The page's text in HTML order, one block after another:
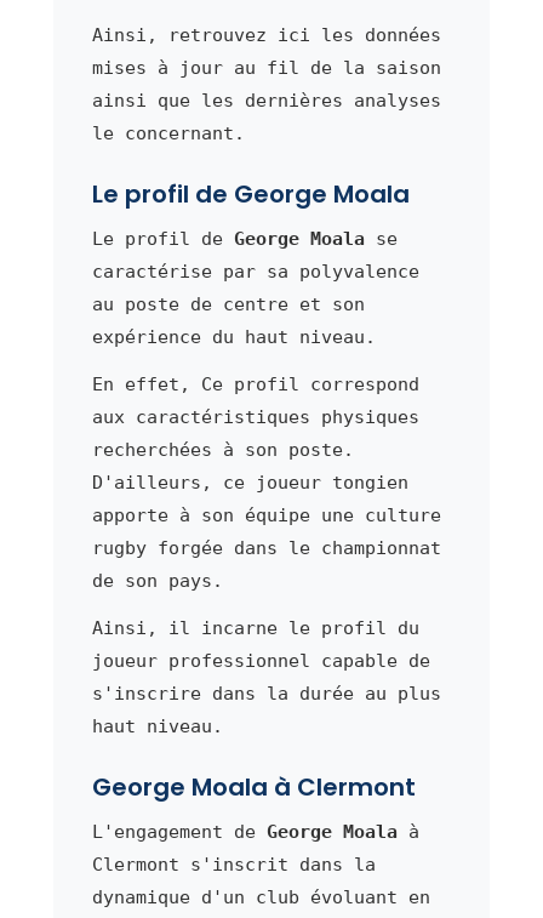
Ainsi, retrouvez ici les données
mises à jour au fil de la saison
ainsi que les dernières analyses
le concernant.
Le profil de George Moala
Le profil de George Moala se
caractérise par sa polyvalence
au poste de centre et son
expérience du haut niveau.
En effet, Ce profil correspond
aux caractéristiques physiques
recherchées à son poste.
D'ailleurs, ce joueur tongien
apporte à son équipe une culture
rugby forgée dans le championnat
de son pays.
Ainsi, il incarne le profil du
joueur professionnel capable de
s'inscrire dans la durée au plus
haut niveau.
George Moala à Clermont
L'engagement de George Moala à
Clermont s'inscrit dans la
dynamique d'un club évoluant en